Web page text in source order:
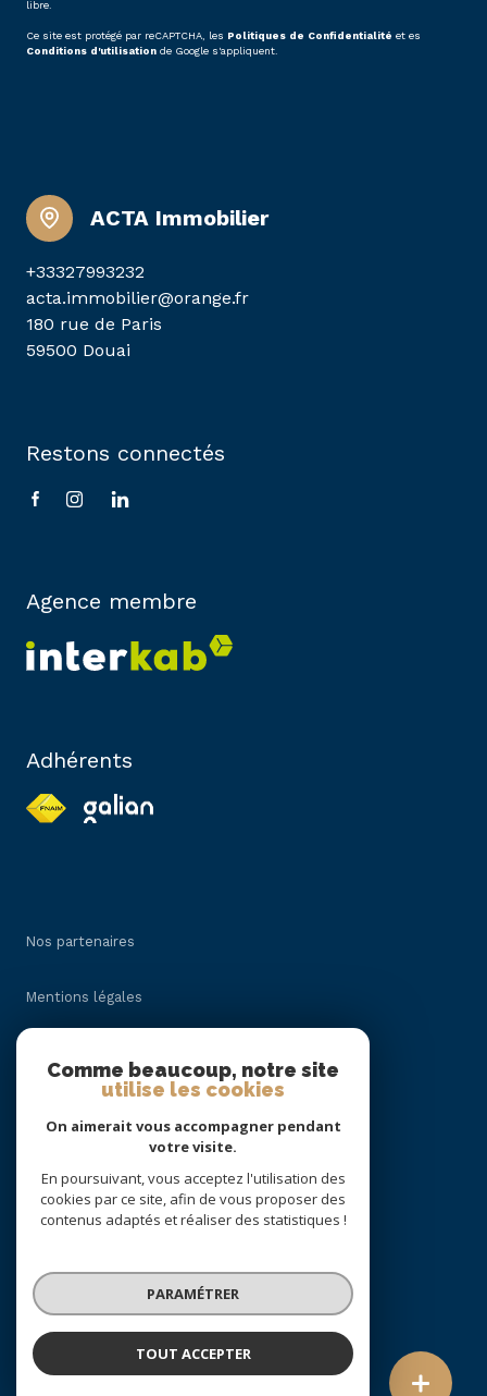
libre.
Ce site est protégé par reCAPTCHA, les Politiques de Confidentialité et es
Conditions d'utilisation de Google s'appliquent.
ACTA Immobilier
+33327993232
acta.immobilier@orange.fr
180 rue de Paris
59500 Douai
Restons connectés
Agence membre
Adhérents
Nos partenaires
Mentions légales
Réalisé par
Comme beaucoup, notre site
utilise les cookies
On aimerait vous accompagner pendant
votre visite.
En poursuivant, vous acceptez l'utilisation des
cookies par ce site, afin de vous proposer des
contenus adaptés et réaliser des statistiques !
PARAMÉTRER
TOUT ACCEPTER